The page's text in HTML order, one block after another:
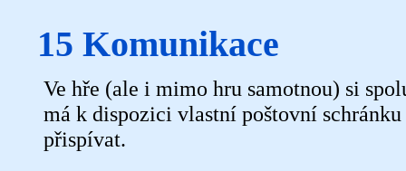
15 Komunikace
Ve hře (ale i mimo hru samotnou) si
má k dispozici vlastní poštovní
přispívat.